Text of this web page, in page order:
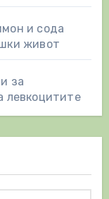
и сода
живот
за
левкоцитите